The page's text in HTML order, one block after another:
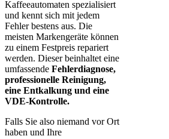
Kaffeeautomaten spezialisiert
und kennt sich mit jedem
Fehler bestens aus. Die
meisten Markengeräte können
zu einem Festpreis repariert
werden. Dieser beinhaltet eine
umfassende Fehlerdiagnose,
professionelle Reinigung,
eine Entkalkung und eine
VDE-Kontrolle.
Falls Sie also niemand vor Ort
haben und Ihre